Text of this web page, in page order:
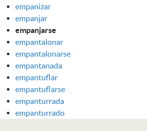
empanizar
empanjar
empanjarse
empantalonar
empantalonarse
empantanada
empantuflar
empantuflarse
empanturrada
empanturrado